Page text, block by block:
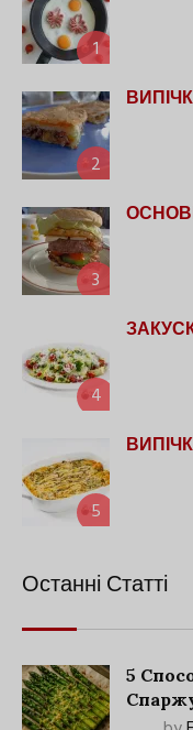
1
2
3
4
5
Останні Статті
5